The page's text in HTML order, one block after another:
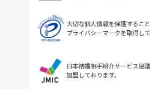
大切な個人情報を保護するこ
プライバシーマークを取得して
日本結婚相手紹介サービス協
加盟しております。